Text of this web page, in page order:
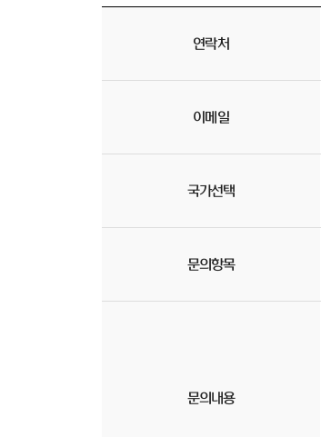
연락처
이메일
국가선택
문의항목
문의내용